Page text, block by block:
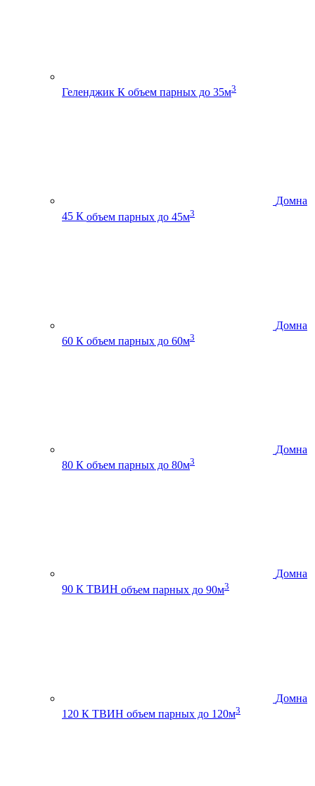
Геленджик К объем парных до 35м3
Домна
45 К объем парных до 45м3
Домна
60 К объем парных до 60м3
Домна
80 К объем парных до 80м3
Домна
90 К ТВИН объем парных до 90м3
Домна
120 К ТВИН объем парных до 120м3